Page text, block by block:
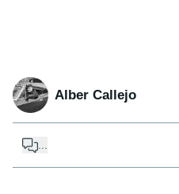
Alber Callejo
...